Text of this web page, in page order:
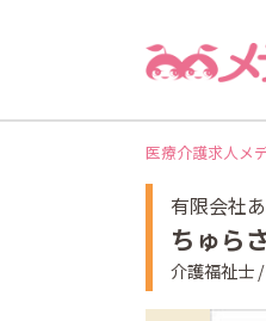
医療介護求人メ
有限会社
ちゅら
介護福祉士